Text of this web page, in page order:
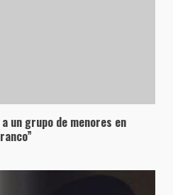
un grupo de menores en